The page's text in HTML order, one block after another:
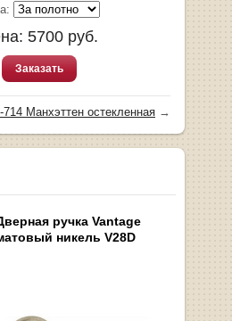
5700 руб.
Заказать
Манхэттен остекленная →
ручка Vantage
никель V28D